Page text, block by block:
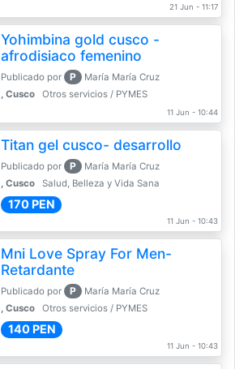
21 Jun - 11:17
Yohimbina gold cusco -
afrodisiaco femenino
Publicado por P
María María Cruz
, Cusco
Otros servicios / PYMES
11 Jun - 10:44
Titan gel cusco- desarrollo
Publicado por P
María María Cruz
, Cusco
Salud, Belleza y Vida Sana
170 PEN
11 Jun - 10:43
Mni Love Spray For Men-
Retardante
Publicado por P
María María Cruz
, Cusco
Otros servicios / PYMES
140 PEN
11 Jun - 10:43